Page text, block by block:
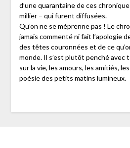
d’une quarantaine de ces
millier – qui furent diffusées.
Qu’on ne se méprenne pas ! Le
jamais commenté ni fait l’apologie
des têtes couronnées et de ce
monde. Il s’est plutôt penché avec
sur la vie, les amours, les amitiés,
poésie des petits matins lumineux.